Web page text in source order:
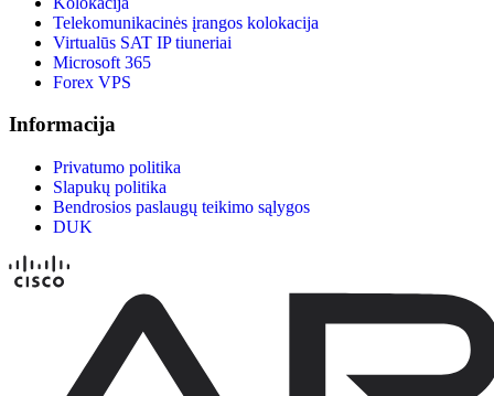
Telekomunikacinės įrangos kolokacija
Virtualūs SAT IP tiuneriai
Microsoft 365
Forex VPS
Informacija
Privatumo politika
Slapukų politika
Bendrosios paslaugų teikimo sąlygos
DUK